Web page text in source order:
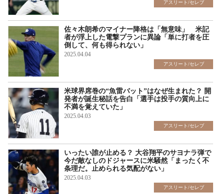
アスリート/セレブ
佐々木朗希のマイナー降格は「無意味」 米記
者が浮上した電撃プランに異論「単に打者を圧
倒して、何も得られない」
2025.04.04
アスリート/セレブ
米球界席巻の“魚雷バット”はなぜ生まれた？ 開
発者が誕生秘話を告白「選手は投手の質向上に
不満を覚えていた」
2025.04.03
アスリート/セレブ
いったい誰が止める？ 大谷翔平のサヨナラ弾で
今だ敵なしのドジャースに米騒然「まったく不
条理だ。止められる気配がない」
2025.04.03
アスリート/セレブ